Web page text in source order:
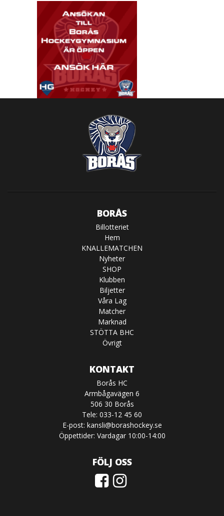
BORÅS
Billotteriet
Hem
KNALLEMATCHEN
Nyheter
SHOP
Klubben
Biljetter
Våra Lag
Matcher
Marknad
STÖTTA BHC
Övrigt
KONTAKT
Borås HC
Armbågavägen 6
506 30 Borås
Tele: 033-12 45 60
E-post: kansli@borashockey.se
Öppettider: Vardagar 10:00-14:00
FÖLJ OSS